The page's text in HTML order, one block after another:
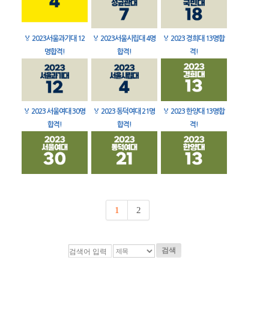
🏅 2023서울과기대 12
명합격!
🏅 2023서울시립대 4명
합격!
🏅 2023 경희대 13명합
격!
🏅 2023 서울여대 30명
합격!
🏅 2023 동덕여대 21명
합격!
🏅 2023 한양대 13명합
격!
1 2
검색